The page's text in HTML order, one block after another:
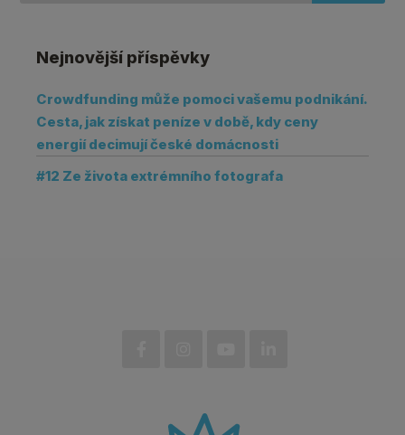
Nejnovější příspěvky
Crowdfunding může pomoci vašemu podnikání.
Cesta, jak získat peníze v době, kdy ceny
energií decimují české domácnosti
#12 Ze života extrémního fotografa